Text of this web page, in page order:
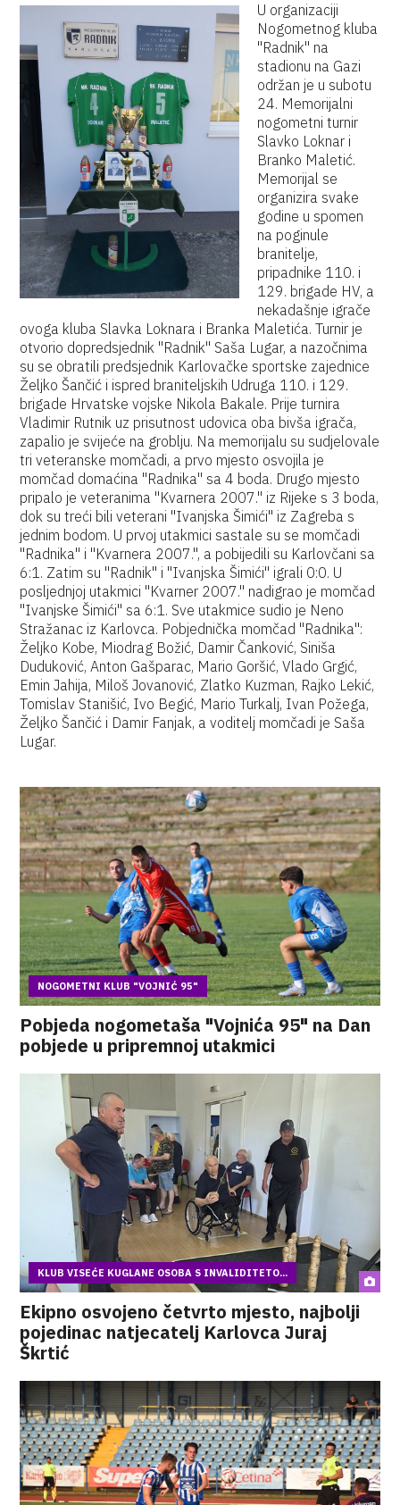
U organizaciji
Nogometnog kluba
"Radnik" na
stadionu na Gazi
održan je u subotu
24. Memorijalni
nogometni turnir
Slavko Loknar i
Branko Maletić.
Memorijal se
organizira svake
godine u spomen
na poginule
branitelje,
pripadnike 110. i
129. brigade HV, a
nekadašnje igrače
ovoga kluba Slavka Loknara i Branka Maletića. Turnir je
otvorio dopredsjednik "Radnik" Saša Lugar, a nazočnima
su se obratili predsjednik Karlovačke sportske zajednice
Željko Šančić i ispred braniteljskih Udruga 110. i 129.
brigade Hrvatske vojske Nikola Bakale. Prije turnira
Vladimir Rutnik uz prisutnost udovica oba bivša igrača,
zapalio je svijeće na groblju. Na memorijalu su sudjelovale
tri veteranske momčadi, a prvo mjesto osvojila je
momčad domaćina "Radnika" sa 4 boda. Drugo mjesto
pripalo je veteranima "Kvarnera 2007." iz Rijeke s 3 boda,
dok su treći bili veterani "Ivanjska Šimići" iz Zagreba s
jednim bodom. U prvoj utakmici sastale su se momčadi
"Radnika" i "Kvarnera 2007.", a pobijedili su Karlovčani sa
6:1. Zatim su "Radnik" i "Ivanjska Šimići" igrali 0:0. U
posljednjoj utakmici "Kvarner 2007." nadigrao je momčad
"Ivanjske Šimići" sa 6:1. Sve utakmice sudio je Neno
Stražanac iz Karlovca. Pobjednička momčad "Radnika":
Željko Kobe, Miodrag Božić, Damir Čanković, Siniša
Duduković, Anton Gašparac, Mario Goršić, Vlado Grgić,
Emin Jahija, Miloš Jovanović, Zlatko Kuzman, Rajko Lekić,
Tomislav Stanišić, Ivo Begić, Mario Turkalj, Ivan Požega,
Željko Šančić i Damir Fanjak, a voditelj momčadi je Saša
Lugar.
NOGOMETNI KLUB "VOJNIĆ 95"
Pobjeda nogometaša "Vojnića 95" na Dan
pobjede u pripremnoj utakmici
KLUB VISEĆE KUGLANE OSOBA S INVALIDITETO...
Ekipno osvojeno četvrto mjesto, najbolji
pojedinac natjecatelj Karlovca Juraj
Škrtić